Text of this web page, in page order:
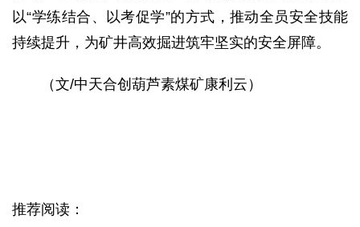
以“学练结合、以考促学”的方式，推动全员安全技能
持续提升，为矿井高效掘进筑牢坚实的安全屏障。
（文/中天合创葫芦素煤矿康利云）
推荐阅读：